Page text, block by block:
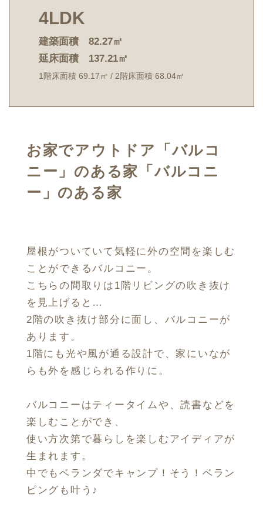
4LDK
建築面積 82.27㎡
延床面積 137.21㎡
1階床面積 69.17㎡ / 2階床面積 68.04㎡
お家でアウトドア「バルコ
ニー」のある家「バルコニ
ー」のある家
屋根がついていて気軽に外の空間を楽しむ
ことができるバルコニー。
こちらの間取りは1階リビングの吹き抜け
を見上げると…
2階の吹き抜け部分に面し、バルコニーが
あります。
1階にも光や風が通る設計で、家にいなが
らも外を感じられる作りに。
バルコニーはティータイムや、読書などを
楽しむことができ、
使い方次第で暮らしを楽しむアイディアが
生まれます。
中でもベランダでキャンプ！そう！ベラン
ピングも叶う♪